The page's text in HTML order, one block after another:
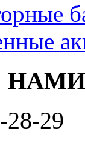
НАМИ
28-29